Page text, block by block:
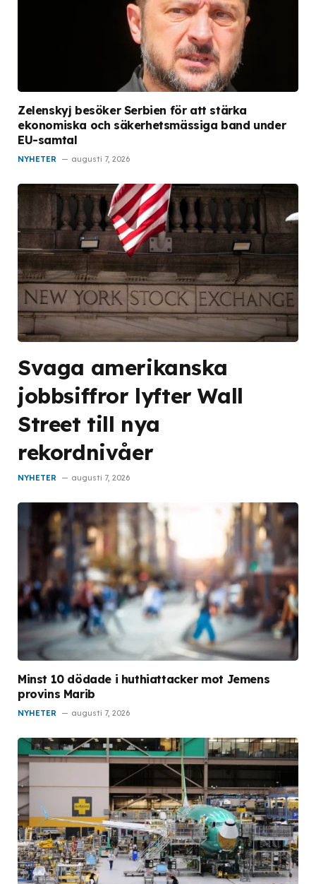
Zelenskyj besöker Serbien för att stärka
ekonomiska och säkerhetsmässiga band under
EU-samtal
NYHETER augusti 7, 2026
Svaga amerikanska
jobbsiffror lyfter Wall
Street till nya
rekordnivåer
NYHETER augusti 7, 2026
Minst 10 dödade i huthiattacker mot Jemens
provins Marib
NYHETER augusti 7, 2026